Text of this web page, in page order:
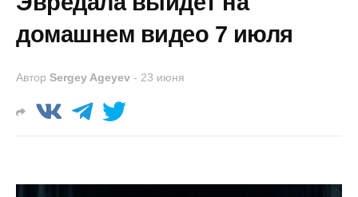
домашнем видео 7 июля
Автор Sergey Ageyev - 23 июня